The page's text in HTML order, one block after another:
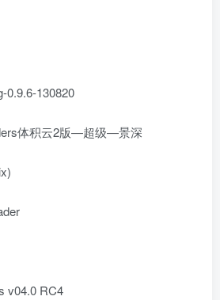
0.9.6-130820
体积云2版—超级—景深
v04.0 RC4